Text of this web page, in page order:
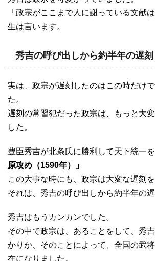
「政宗がここまで人に謝っている文献
生は言います。
秀吉の呼び出しから約半年の遅刻
実は、政宗が遅刻したのはこの時だけ
た。
遅刻の常習犯だった政宗は、もっと大
した。
豊臣秀吉が北条氏に勝利して天下統一
原攻め（1590年）」
この大事な時にも、政宗は大変な遅刻を
それは、秀吉の呼び出しから約半年の遅
秀吉はもうカンカンでした。
その中で政宗は、あることをして、秀
かりか、そのことによって、全国の武
在になりました。